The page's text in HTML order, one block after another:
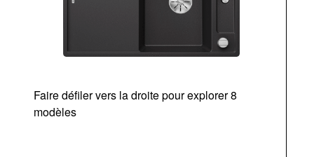
Faire défiler vers la droite pour explorer 8
modèles